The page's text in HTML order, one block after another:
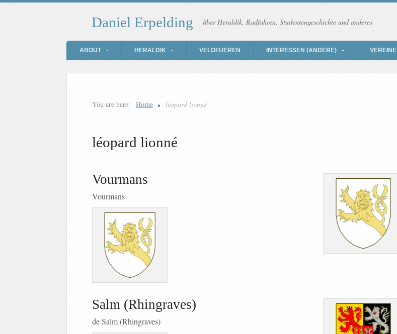
Daniel Erpelding über Heraldik, Radfahren, Studentengeschichte und anderes
ABOUT HERALDIK VELOFUEREN INTERESSEN (ANDERE) VEREINE
You are here: Home léopard lionné
léopard lionné
Vourmans
Vourmans
Salm (Rhingraves)
de Salm (Rhingraves)